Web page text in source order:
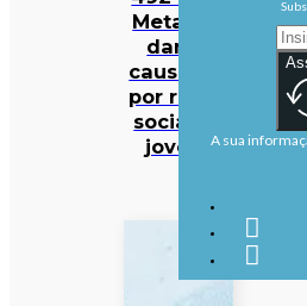
Meta por
danos
causados
por redes
sociais a
jovensA sua